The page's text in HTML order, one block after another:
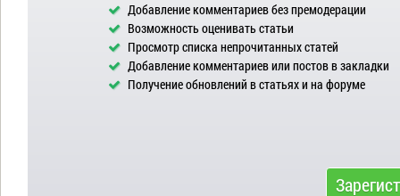
Добавление комментариев без премодерации
Возможность оценивать статьи
Просмотр списка непрочитанных статей
Добавление комментариев или постов в закладки
Получение обновлений в статьях и на форуме